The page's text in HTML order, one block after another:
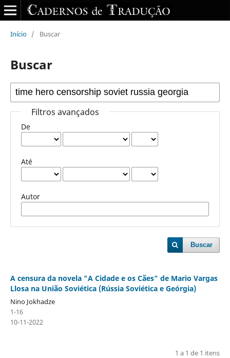
Início / Buscar
Buscar
Filtros avançados
De
Até
Autor
Buscar
A censura da novela "A Cidade e os Cães" de Mario Vargas
Llosa na União Soviética (Rússia Soviética e Geórgia)
Nino Jokhadze
1-16
10-11-2022
1 a 1 de 1 itens